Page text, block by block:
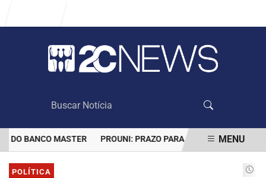
BANCO MASTER PROUNI: PRAZO PARA COMPROVAR
EM ALTA
MENU
POLÍTICA